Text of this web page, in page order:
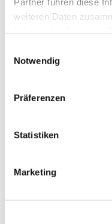
weiteren Daten
Notwendig
Präferenzen
Statistiken
Marketing